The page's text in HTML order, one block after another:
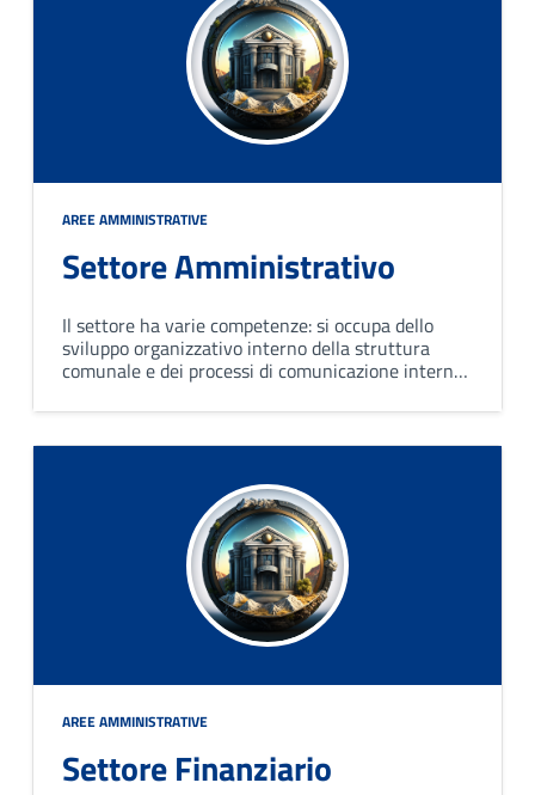
AREE AMMINISTRATIVE
Settore Amministrativo
Il settore ha varie competenze: si occupa dello
sviluppo organizzativo interno della struttura
comunale e dei processi di comunicazione interna
governo e alle altre strutture organizzative
dell'ente.
AREE AMMINISTRATIVE
Settore Finanziario